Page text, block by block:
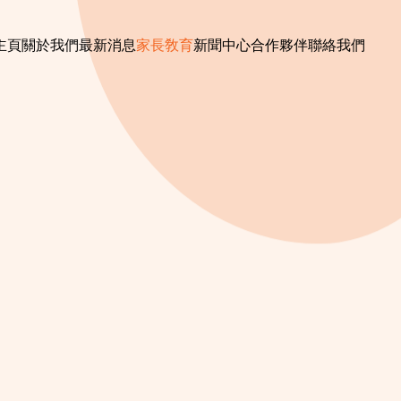
頁關於我們最新消息家長敎育新聞中心合作夥伴聯絡我們